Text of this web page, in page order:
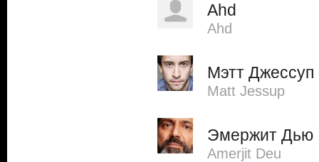
Ahd
Ahd
Мэтт Джессуп
Matt Jessup
Эмержит Дью
Amerjit Deu